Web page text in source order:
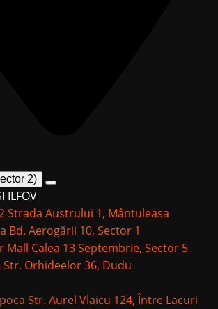
2)
ILFOV
Strada Austrului 1, Mântuleasa
Bd. Aerogării 10, Sector 1
Mall Calea 13 Septembrie, Sector 5
Str. Orhideelor 36, Dudu
Str. Aurel Vlaicu 124, Între Lacuri